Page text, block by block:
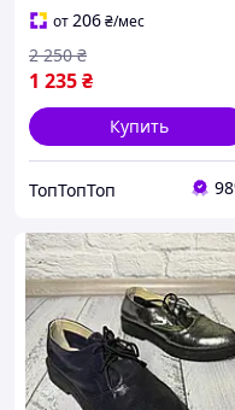
от206₴/мес
1 235₴
2 250 ₴
Купить
ТопТопТоп